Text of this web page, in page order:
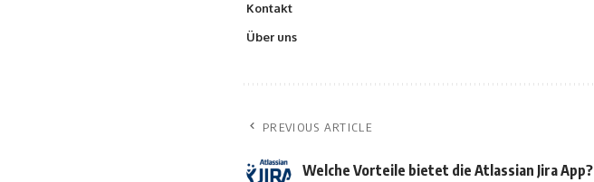
Kontakt
Über uns
PREVIOUS ARTICLE
Welche Vorteile bietet die Atlassian Jira App?